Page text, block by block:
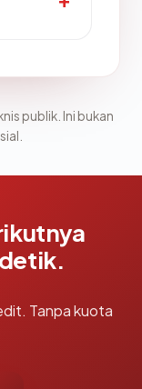
publik. Ini bukan
Tanpa kuota